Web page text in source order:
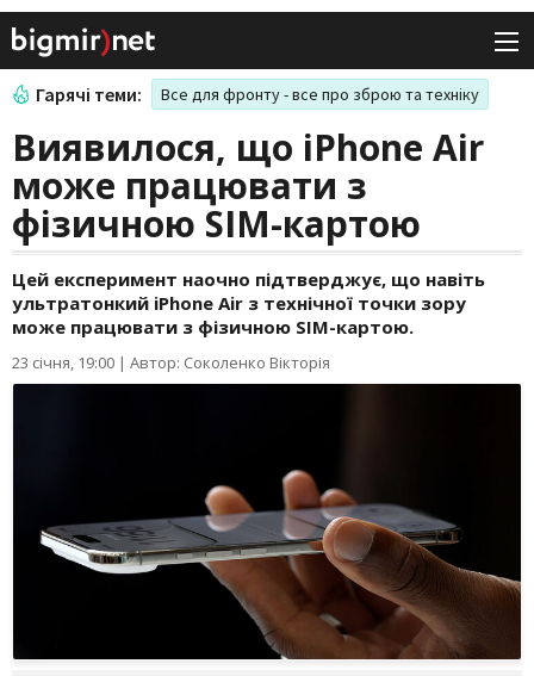
Гарячі теми: Все для фронту - все про зброю та техніку
Виявилося, що iPhone Air
може працювати з
фізичною SIM-картою
Цей експеримент наочно підтверджує, що навіть
ультратонкий iPhone Air з технічної точки зору
може працювати з фізичною SIM-картою.
23 січня, 19:00 | Автор: Соколенко Вікторія